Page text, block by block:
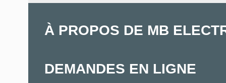
À PROPOS DE MB
DEMANDES EN LIGNE